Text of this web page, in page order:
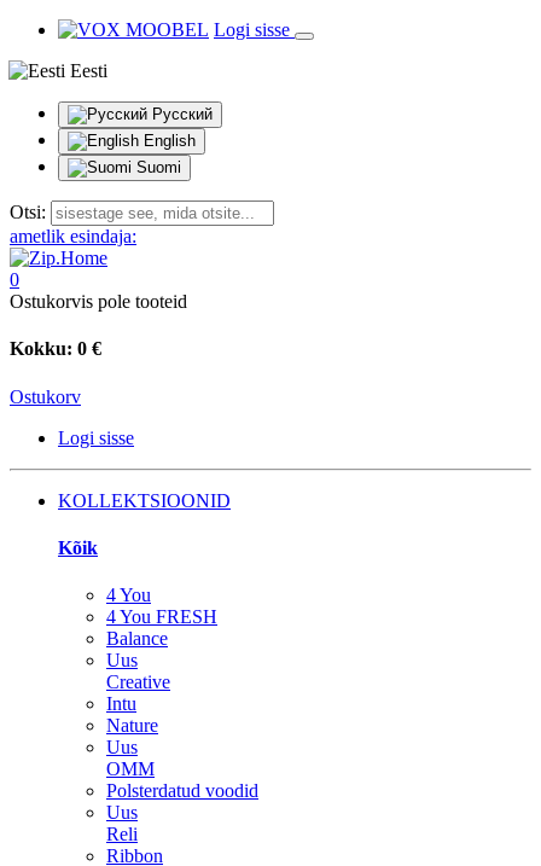
Logi sisse
Eesti
Русский
English
Suomi
Otsi:
ametlik esindaja:
0
Ostukorvis pole tooteid
Kokku: 0 €
Ostukorv
Logi sisse
KOLLEKTSIOONID
Kõik
4 You
4 You FRESH
Balance
Uus
Creative
Intu
Nature
Uus
OMM
Polsterdatud voodid
Uus
Reli
Ribbon